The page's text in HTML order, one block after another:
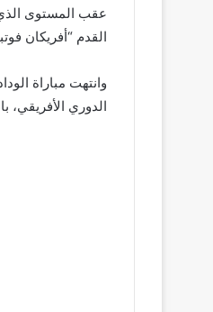
عقب المستوى الذي
القدم “أفريكان فوتبول
وانتهت مباراة
الدوري